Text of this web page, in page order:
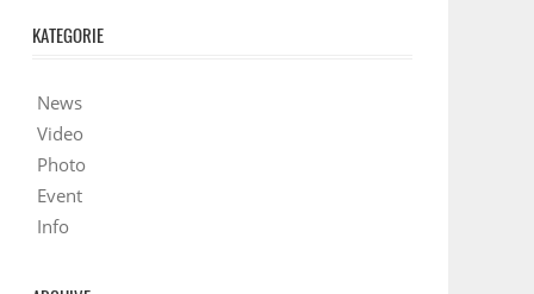
KATEGORIE
News
Video
Photo
Event
Info